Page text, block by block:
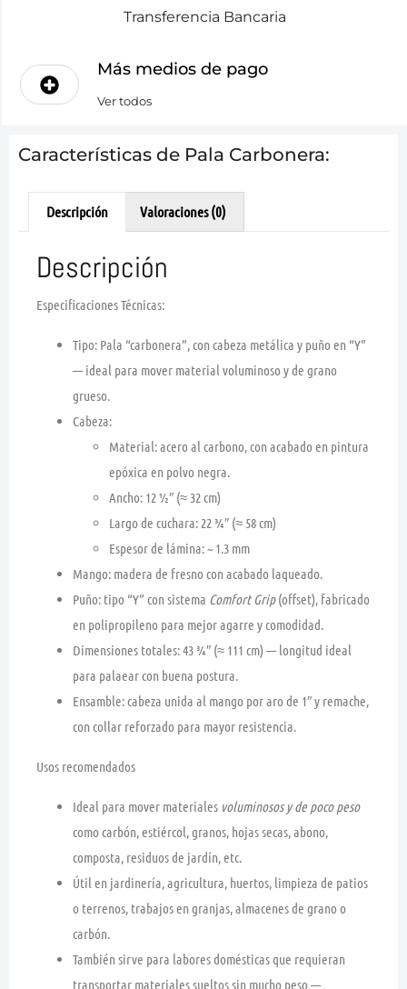
Transferencia Bancaria
Más medios de pago
Ver todos
Características de Pala Carbonera:
Descripción Valoraciones (0)
Descripción
Especificaciones Técnicas:
Tipo: Pala “carbonera”, con cabeza metálica y puño en “Y”
— ideal para mover material voluminoso y de grano
grueso.
Cabeza:
Material: acero al carbono, con acabado en pintura
epóxica en polvo negra.
Ancho: 12 ½″ (≈ 32 cm)
Largo de cuchara: 22 ¾″ (≈ 58 cm)
Espesor de lámina: ~ 1.3 mm
Mango: madera de fresno con acabado laqueado.
Puño: tipo “Y” con sistema Comfort Grip(offset), fabricado
en polipropileno para mejor agarre y comodidad.
Dimensiones totales:43 ¾″ (≈ 111 cm) — longitud ideal
para palaear con buena postura.
Ensamble:cabeza unida al mango por aro de 1″ y remache,
con collar reforzado para mayor resistencia.
Usos recomendados
Ideal para mover materiales voluminosos y de poco peso
como carbón, estiércol, granos, hojas secas, abono,
composta, residuos de jardín, etc.
Útil en jardinería, agricultura, huertos, limpieza de patios
o terrenos, trabajos en granjas, almacenes de grano o
carbón.
También sirve para labores domésticas que requieran
transportar materiales sueltos sin mucho peso —